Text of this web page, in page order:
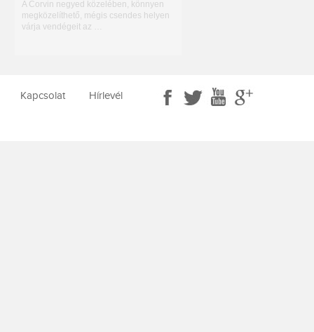
A Corvin negyed közelében, könnyen
megközelíthető, mégis csendes helyen
várja vendégeit az …
Kapcsolat Hírlevél